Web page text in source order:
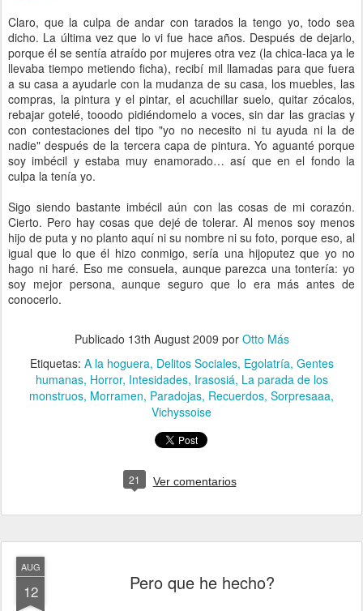
Claro, que la culpa de andar con tarados la tengo yo, todo sea
dicho. La última vez que lo vi fue hace años. Después de dejarlo,
porque él se sentía atraído por mujeres otra vez (la chica-laca ya le
llevaba tiempo metiendo ficha), recibí mil llamadas para que fuera
a su casa a ayudarle con la mudanza de su casa, los muebles, las
compras, la pintura y el pintar, el acuchillar suelo, quitar zócalos,
rebajar gotelé, tooodo pidiéndomelo a voces, sin dar las gracias y
con contestaciones del tipo "yo no necesito ni tu ayuda ni la de
nadie" después de la tercera capa de pintura. Yo aguanté porque
soy imbécil y estaba muy enamorado… así que en el fondo la
culpa la tenía yo.
Sigo siendo bastante imbécil aún con las cosas de mi corazón.
Cierto. Pero hay cosas que dejé de tolerar. Al menos soy menos
hijo de puta y no planto aquí ni su nombre ni su foto, porque eso, al
igual que lo que él hizo conmigo, sería una hijoputez que yo no
hago ni haré. Eso me consuela, aunque parezca una tontería: yo
soy mejor persona, aunque seguro que lo era más antes de
conocerlo.
Publicado 13th August 2009 por Otto Más
Etiquetas: A la hoguera Delitos Sociales Egolatría Gentes
humanas Horror Intesidades Irasosiá La parada de los
monstruos Morramen Paradojas Recuerdos Sorpresaaa
Vichyssoise
21 Ver comentarios
AUG
12 Pero que he hecho?